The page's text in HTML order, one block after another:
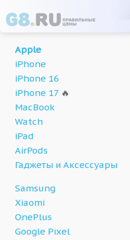
Apple
iPhone
iPhone 16
iPhone 17 🔥
MacBook
Watch
iPad
AirPods
Гаджеты и Аксессуары
Samsung
Xiaomi
OnePlus
Google Pixel